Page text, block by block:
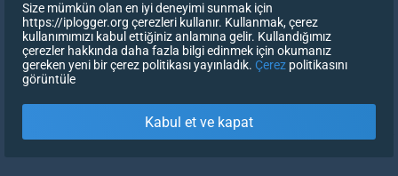
Verilerimi sil
Onayınızı geri çekin
OTURUM AÇ
Size mümkün olan en iyi deneyimi sunmak için
https://iplogger.org çerezleri kullanır. Kullanmak, çerez
kullanımımızı kabul ettiğiniz anlamına gelir. Kullandığımız
çerezler hakkında daha fazla bilgi edinmek için okumanız
gereken yeni bir çerez politikası yayınladık. Çerez politikasını
görüntüle
Kabul et ve kapat